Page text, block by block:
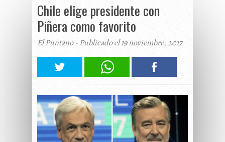
Chile elige presidente con
Piñera como favorito
El Puntano - Publicado el 19 noviembre, 2017